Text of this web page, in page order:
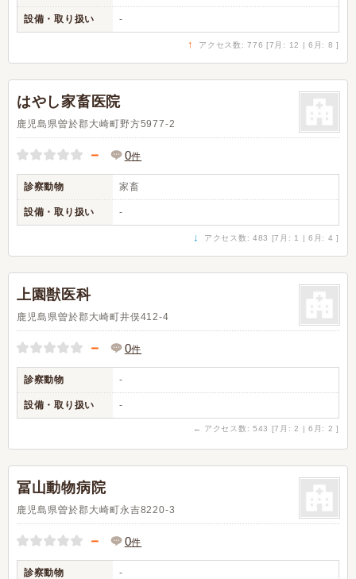
設備・取り扱い -
↑ アクセス数: 776 [7月: 12 | 6月: 8 ]
はやし家畜医院
鹿児島県曽於郡大崎町野方5977-2
－ 0件
診察動物 家畜
設備・取り扱い -
↓ アクセス数: 483 [7月: 1 | 6月: 4 ]
上園獣医科
鹿児島県曽於郡大崎町井俣412-4
－ 0件
診察動物 -
設備・取り扱い -
← アクセス数: 543 [7月: 2 | 6月: 2 ]
冨山動物病院
鹿児島県曽於郡大崎町永吉8220-3
－ 0件
診察動物 -